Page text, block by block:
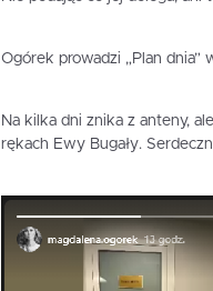
Ogórek prowadzi „Plan dnia”
Na kilka dni znika z anteny,
rękach Ewy Bugały.